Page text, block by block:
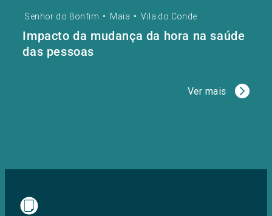
Senhor do Bonfim • Maia • Vila do Conde
Impacto da mudança da hora na saúde
das pessoas
Ver mais